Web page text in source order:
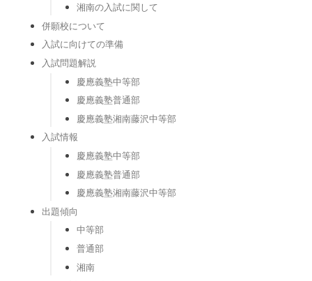
湘南の入試に関して
併願校について
入試に向けての準備
入試問題解説
慶應義塾中等部
慶應義塾普通部
慶應義塾湘南藤沢中等部
入試情報
慶應義塾中等部
慶應義塾普通部
慶應義塾湘南藤沢中等部
出題傾向
中等部
普通部
湘南